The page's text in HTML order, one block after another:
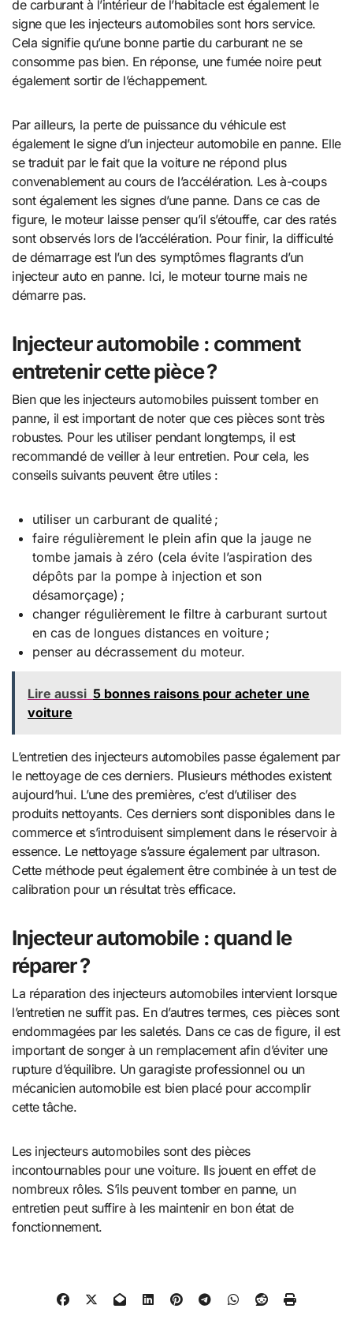
de carburant à l’intérieur de l’habitacle est également le
signe que les injecteurs automobiles sont hors service.
Cela signifie qu’une bonne partie du carburant ne se
consomme pas bien. En réponse, une fumée noire peut
également sortir de l’échappement.
Par ailleurs, la perte de puissance du véhicule est
également le signe d’un injecteur automobile en panne. Elle
se traduit par le fait que la voiture ne répond plus
convenablement au cours de l’accélération. Les à-coups
sont également les signes d’une panne. Dans ce cas de
figure, le moteur laisse penser qu’il s’étouffe, car des ratés
sont observés lors de l’accélération. Pour finir, la difficulté
de démarrage est l’un des symptômes flagrants d’un
injecteur auto en panne. Ici, le moteur tourne mais ne
démarre pas.
Injecteur automobile : comment
entretenir cette pièce ?
Bien que les injecteurs automobiles puissent tomber en
panne, il est important de noter que ces pièces sont très
robustes. Pour les utiliser pendant longtemps, il est
recommandé de veiller à leur entretien. Pour cela, les
conseils suivants peuvent être utiles :
utiliser un carburant de qualité ;
faire régulièrement le plein afin que la jauge ne
tombe jamais à zéro (cela évite l’aspiration des
dépôts par la pompe à injection et son
désamorçage) ;
changer régulièrement le filtre à carburant surtout
en cas de longues distances en voiture ;
penser au décrassement du moteur.
Lire aussi 5 bonnes raisons pour acheter une
voiture
L’entretien des injecteurs automobiles passe également par
le nettoyage de ces derniers. Plusieurs méthodes existent
aujourd’hui. L’une des premières, c’est d’utiliser des
produits nettoyants. Ces derniers sont disponibles dans le
commerce et s’introduisent simplement dans le réservoir à
essence. Le nettoyage s’assure également par ultrason.
Cette méthode peut également être combinée à un test de
calibration pour un résultat très efficace.
Injecteur automobile : quand le
réparer ?
La réparation des injecteurs automobiles intervient lorsque
l’entretien ne suffit pas. En d’autres termes, ces pièces sont
endommagées par les saletés. Dans ce cas de figure, il est
important de songer à un remplacement afin d’éviter une
rupture d’équilibre. Un garagiste professionnel ou un
mécanicien automobile est bien placé pour accomplir
cette tâche.
Les injecteurs automobiles sont des pièces
incontournables pour une voiture. Ils jouent en effet de
nombreux rôles. S’ils peuvent tomber en panne, un
entretien peut suffire à les maintenir en bon état de
fonctionnement.